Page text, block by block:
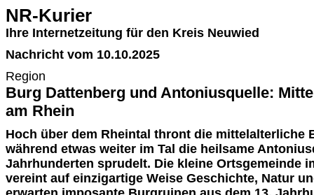
NR-Kurier
Ihre Internetzeitung für den Kreis Neuwied
Nachricht vom 10.10.2025
Region
Burg Dattenberg und Antoniusquelle:
am Rhein
Hoch über dem Rheintal thront die mittelalterliche
während etwas weiter im Tal die heilsame
Jahrhunderten sprudelt. Die kleine Ortsgemeinde
vereint auf einzigartige Weise Geschichte, Natur